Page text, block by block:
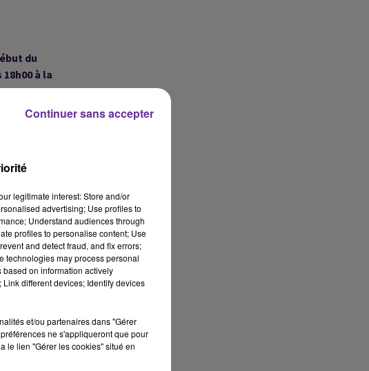
du
à la
affirme
de
ce
legitimate interest: Store and/or
advertising; Use profiles to
Understand audiences through
profiles to personalise content; Use
and detect fraud, and fix errors;
technologies may process personal
on information actively
different devices; Identify devices
et/ou partenaires dans "Gérer
ne s'appliqueront que pour
le lien "Gérer les cookies" situé en
Continuer sans accepter